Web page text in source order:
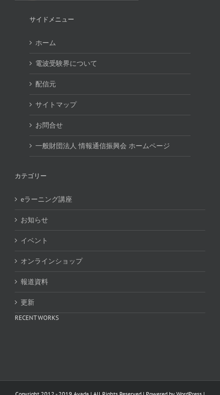
サイドメニュー
ホーム
電波受験界について
配信元
サイトマップ
お問合せ
一般財団法人 情報通信振興会 ホームページ
カテゴリー
eラーニング講座
お知らせ
イベント
オンラインショップ
報道資料
更新
RECENT WORKS